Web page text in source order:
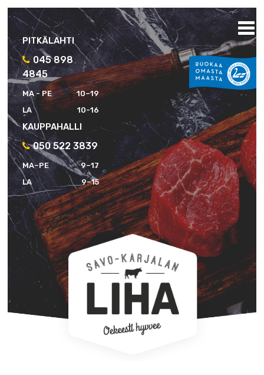
PITKÄLAHTI
045 898
4845
MA - PE
10–19
LA
10-16
KAUPPAHALLI
050 522 3839
MA–PE
9–17
LA
9–15